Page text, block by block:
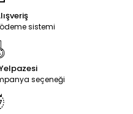
sistemi
seçeneği